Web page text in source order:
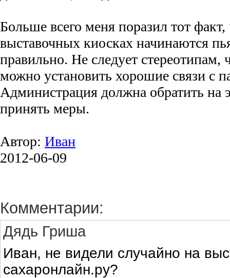
Больше всего меня поразил тот
выставочных киосках начинаются
правильно. Не следует стереотипам,
можно установить хорошие связи с
Администрация должна обратить на
принять меры.
Автор: Иван
2012-06-09
Комментарии:
Дядь Гриша
Иван, не видели случайно на
сахаронлайн.ру?